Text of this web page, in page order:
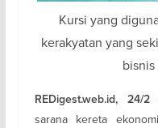
Kursi yang
kerakyatan yang
bisnis
REDigest.web.id, 24/2
sarana kereta